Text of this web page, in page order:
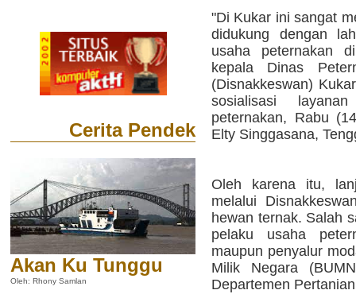
Cerita Pendek
Akan Ku Tunggu
Oleh: Rhony Samlan
"Di Kukar ini sangat
didukung dengan
usaha peternakan
kepala Dinas
(Disnakkeswan)
sosialisasi
peternakan, Rabu
Elty Singgasana,
Oleh karena itu,
melalui
hewan ternak. Salah
pelaku usaha
maupun penyalur
Milik Negara
Departemen